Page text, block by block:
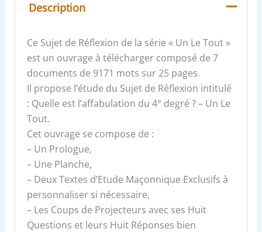
Description
Ce Sujet de Réflexion de la série « Un Le Tout »
est un ouvrage à télécharger composé de 7
documents de 9171 mots sur 25 pages.
Il propose l’étude du Sujet de Réflexion intitulé
: Quelle est l’affabulation du 4° degré ? – Un Le
Tout.
Cet ouvrage se compose de :
– Un Prologue,
– Une Planche,
– Deux Textes d’Etude Maçonnique Exclusifs à
personnaliser si nécessaire,
– Les Coups de Projecteurs avec ses Huit
Questions et leurs Huit Réponses bien